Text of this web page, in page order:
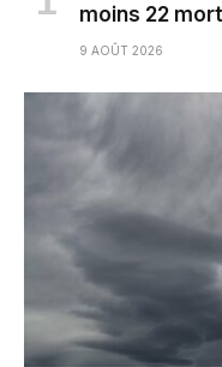
moins 22
9 AOÛT 2026